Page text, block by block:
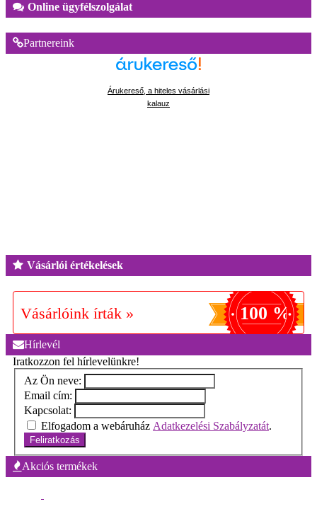
Online ügyfélszolgálat
Partnereink
Árukereső, a hiteles vásárlási
kalauz
Vásárlói értékelések
Vásárlóink írták » 100 %
Hírlevél
Iratkozzon fel hírlevelünkre!
Az Ön neve:
Email cím:
Kapcsolat:
Elfogadom a webáruház Adatkezelési Szabályzatát.
Feliratkozás
Akciós termékek